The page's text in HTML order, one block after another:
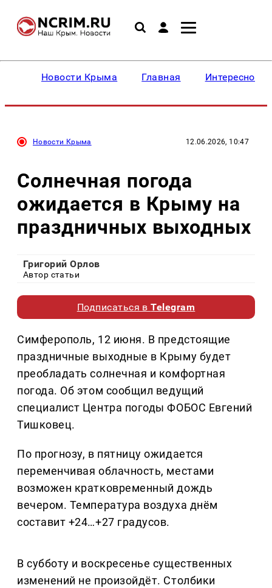
Новости Крыма Главная Интересное
Новости Крыма 12.06.2026, 10:47
Солнечная погода
ожидается в Крыму на
праздничных выходных
Григорий Орлов
Автор статьи
Подписаться вTelegram
Симферополь, 12 июня. В предстоящие
праздничные выходные в Крыму будет
преобладать солнечная и комфортная
погода. Об этом сообщил ведущий
специалист Центра погоды ФОБОС Евгений
Тишковец.
По прогнозу, в пятницу ожидается
переменчивая облачность, местами
возможен кратковременный дождь
вечером. Температура воздуха днём
составит +24…+27 градусов.
В субботу и воскресенье существенных
изменений не произойдёт. Столбики